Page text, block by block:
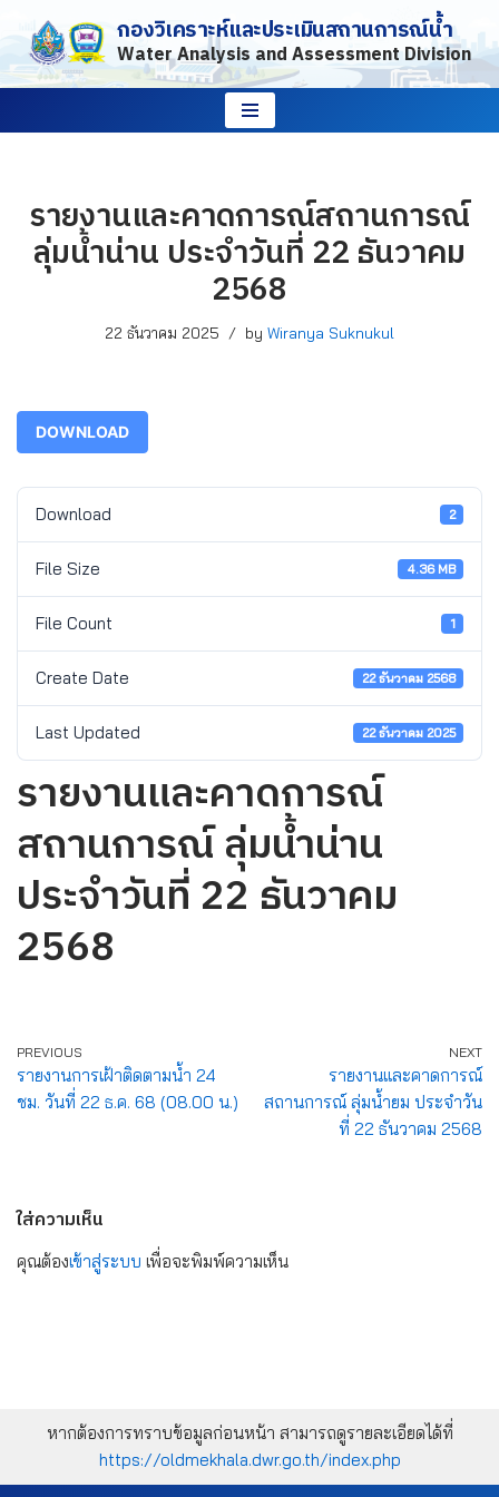
Skip
to
กองวิเคราะห์และประเมินสถานการณ์น้ำ
Water Analysis and Assessment Division
รายงานและคาดการณ์สถานการณ์
ลุ่มน้ำน่าน ประจำวันที่ 22 ธันวาคม
2568
22 ธันวาคม 2025 by Wiranya Suknukul
DOWNLOAD
Download 2
File Size 4.36 MB
File Count 1
Create Date 22 ธันวาคม 2568
Last Updated 22 ธันวาคม 2025
รายงานและคาดการณ์
สถานการณ์ ลุ่มน้ำน่าน
ประจำวันที่ 22 ธันวาคม
2568
PREVIOUS
รายงานการเฝ้าติดตามน้ำ 24
ชม. วันที่ 22 ธ.ค. 68 (08.00 น.)
NEXT
รายงานและคาดการณ์
สถานการณ์ ลุ่มน้ำยม ประจำวัน
ที่ 22 ธันวาคม 2568
ใส่ความเห็น
คุณต้องเข้าสู่ระบบ เพื่อจะพิมพ์ความเห็น
หากต้องการทราบข้อมูลก่อนหน้า สามารถดูรายละเอียดได้ที่
https://oldmekhala.dwr.go.th/index.php